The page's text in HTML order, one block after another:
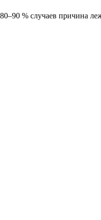
% случаев причина